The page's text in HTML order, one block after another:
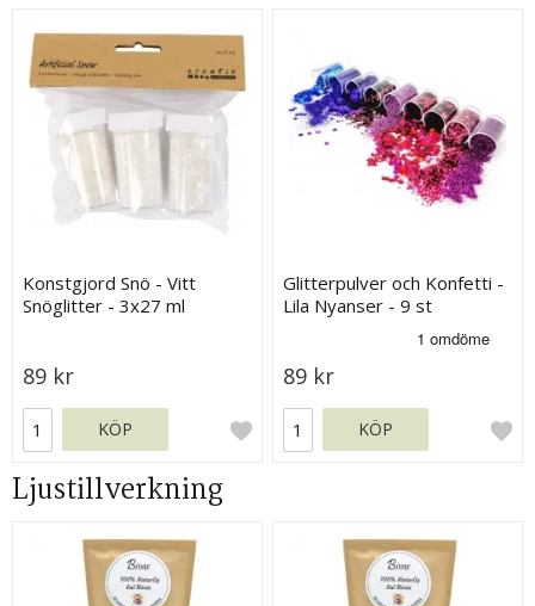
Konstgjord Snö - Vitt
Snöglitter - 3x27 ml
89 kr
KÖP
Glitterpulver och Konfetti -
Lila Nyanser - 9 st
89 kr
KÖP
Ljustillverkning